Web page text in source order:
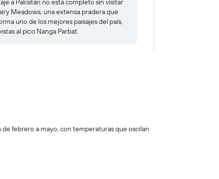
a Pakistán no está completo sin visitar
Meadows, una extensa pradera que
uno de los mejores paisajes del país,
al pico Nanga Parbat.
febrero a mayo, con temperaturas que oscilan